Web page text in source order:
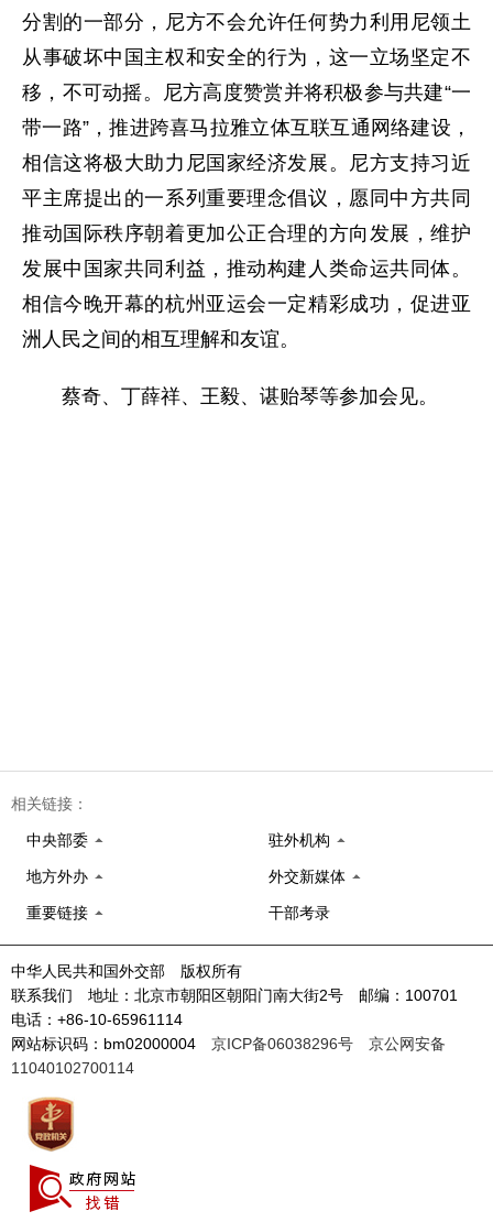
分割的一部分，尼方不会允许任何势力利用尼领土
从事破坏中国主权和安全的行为，这一立场坚定不
移，不可动摇。尼方高度赞赏并将积极参与共建“一
带一路”，推进跨喜马拉雅立体互联互通网络建设，
相信这将极大助力尼国家经济发展。尼方支持习近
平主席提出的一系列重要理念倡议，愿同中方共同
推动国际秩序朝着更加公正合理的方向发展，维护
发展中国家共同利益，推动构建人类命运共同体。
相信今晚开幕的杭州亚运会一定精彩成功，促进亚
洲人民之间的相互理解和友谊。
蔡奇、丁薛祥、王毅、谌贻琴等参加会见。
相关链接：
中央部委 驻外机构
地方外办 外交新媒体
重要链接 干部考录
中华人民共和国外交部 版权所有
联系我们 地址：北京市朝阳区朝阳门南大街2号 邮编：100701
电话：+86-10-65961114
网站标识码：bm02000004 京ICP备06038296号
京公网安备
11040102700114